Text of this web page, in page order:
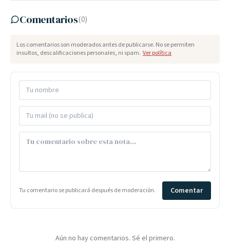
Comentarios(0)
Los comentarios son moderados antes de publicarse. No se permiten
insultos, descalificaciones personales, ni spam. Ver política
Tu comentario se publicará después de moderación. Comentar
Aún no hay comentarios. Sé el primero.